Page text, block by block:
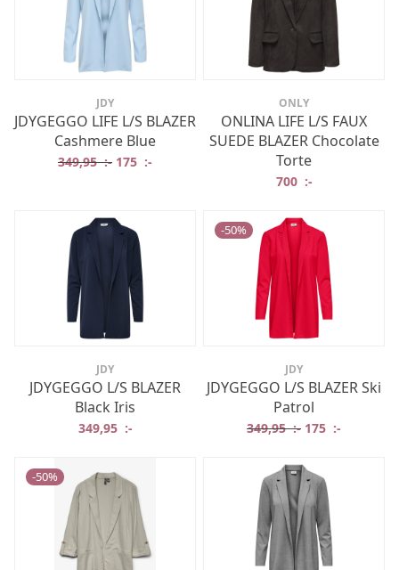
JDY
JDYGEGGO LIFE L/S BLAZER
Cashmere Blue
349,95:- Det ursprungliga priset var: 349,95 :-.
175 :- Det nuvarande priset är: 175 :-.
ONLY
ONLINA LIFE L/S FAUX
SUEDE BLAZER Chocolate
Torte
700 :-
JDY
JDYGEGGO L/S BLAZER
Black Iris
349,95 :-
-50%
JDY
JDYGEGGO L/S BLAZER Ski
Patrol
349,95:- Det
175 :-
-50%